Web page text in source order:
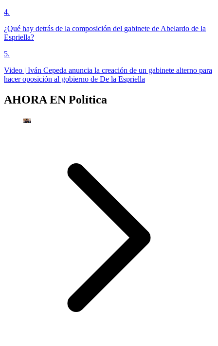
4.
¿Qué hay detrás de la composición del gabinete de Abelardo de la
Espriella?
5.
Video | Iván Cepeda anuncia la creación de un gabinete alterno para
hacer oposición al gobierno de De la Espriella
AHORA EN Política